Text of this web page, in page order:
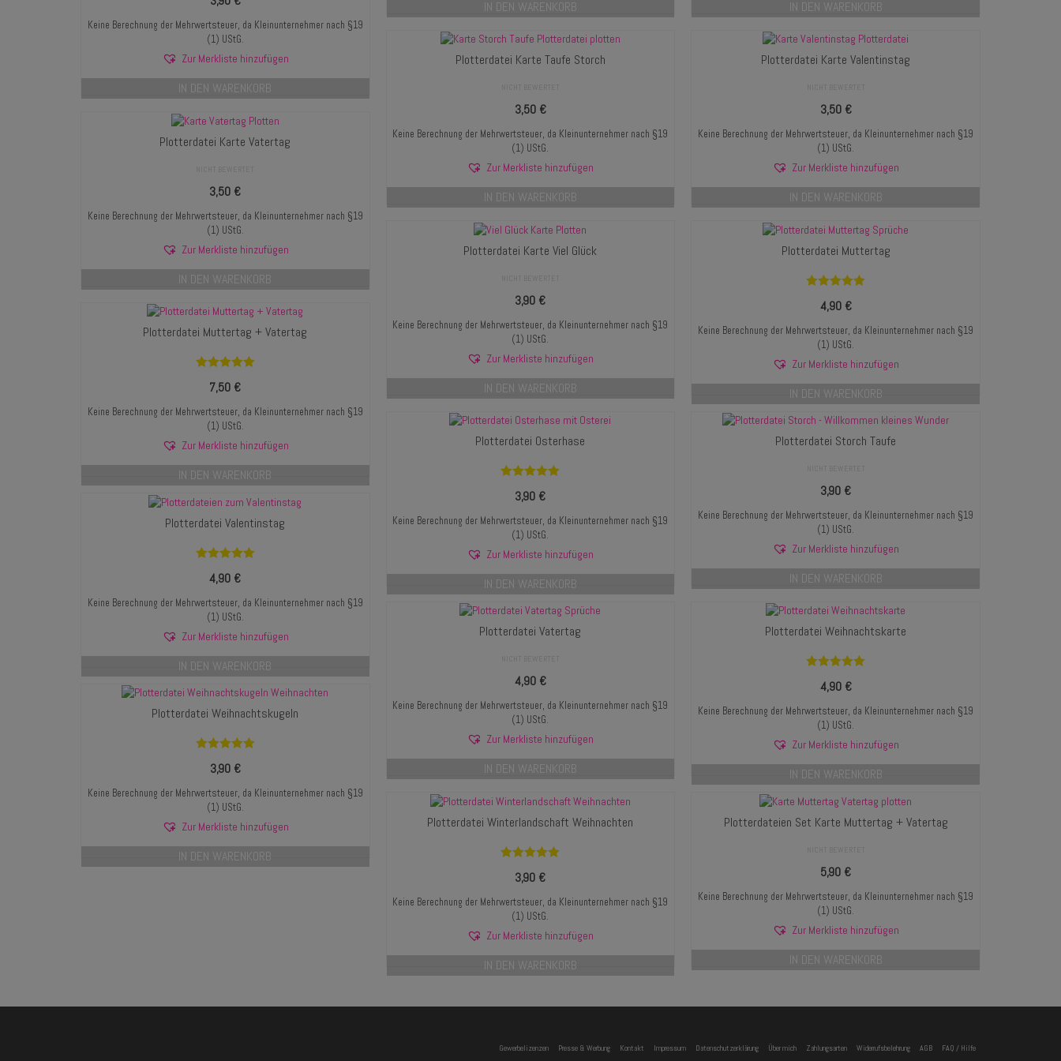
IN DEN WARENKORB IN DEN WARENKORB
Keine Berechnung der Mehrwertsteuer, da Kleinunternehmer nach §19
(1) UStG.
Zur Merkliste hinzufügen
IN DEN WARENKORB
Plotterdatei Karte Taufe Storch
3,50 €
Keine Berechnung der Mehrwertsteuer, da Kleinunternehmer nach §19
(1) UStG.
Zur Merkliste hinzufügen
IN DEN WARENKORB
Plotterdatei Karte Valentinstag
3,50 €
Keine Berechnung der Mehrwertsteuer, da Kleinunternehmer nach §19
(1) UStG.
Zur Merkliste hinzufügen
IN DEN WARENKORB
Plotterdatei Karte Vatertag
3,50 €
Keine Berechnung der Mehrwertsteuer, da Kleinunternehmer nach §19
(1) UStG.
Zur Merkliste hinzufügen
IN DEN WARENKORB
Plotterdatei Karte Viel Glück
3,90 €
Keine Berechnung der Mehrwertsteuer, da Kleinunternehmer nach §19
(1) UStG.
Zur Merkliste hinzufügen
IN DEN WARENKORB
Plotterdatei Muttertag
5.00von 5
4,90 €
Keine Berechnung der Mehrwertsteuer, da Kleinunternehmer nach §19
(1) UStG.
Zur Merkliste hinzufügen
IN DEN WARENKORB
Plotterdatei Muttertag + Vatertag
5.00von 5
7,50 €
Keine Berechnung der Mehrwertsteuer, da Kleinunternehmer nach §19
(1) UStG.
Zur Merkliste hinzufügen
IN DEN WARENKORB
Plotterdatei Osterhase
5.00von 5
3,90 €
Keine Berechnung der Mehrwertsteuer, da Kleinunternehmer nach §19
(1) UStG.
Zur Merkliste hinzufügen
IN DEN WARENKORB
Plotterdatei Storch Taufe
3,90 €
Keine Berechnung der Mehrwertsteuer, da Kleinunternehmer nach §19
(1) UStG.
Zur Merkliste hinzufügen
IN DEN WARENKORB
Plotterdatei Valentinstag
5.00von 5
4,90 €
Keine Berechnung der Mehrwertsteuer, da Kleinunternehmer nach §19
(1) UStG.
Zur Merkliste hinzufügen
IN DEN WARENKORB
Plotterdatei Vatertag
4,90 €
Keine Berechnung der Mehrwertsteuer, da Kleinunternehmer nach §19
(1) UStG.
Zur Merkliste hinzufügen
IN DEN WARENKORB
Plotterdatei Weihnachtskarte
5.00von 5
4,90 €
Keine Berechnung der Mehrwertsteuer, da Kleinunternehmer nach §19
(1) UStG.
Zur Merkliste hinzufügen
IN DEN WARENKORB
Plotterdatei Weihnachtskugeln
5.00von 5
3,90 €
Keine Berechnung der Mehrwertsteuer, da Kleinunternehmer nach §19
(1) UStG.
Zur Merkliste hinzufügen
IN DEN WARENKORB
Plotterdatei Winterlandschaft Weihnachten
5.00von 5
3,90 €
Keine Berechnung der Mehrwertsteuer, da Kleinunternehmer nach §19
(1) UStG.
Zur Merkliste hinzufügen
IN DEN WARENKORB
Plotterdateien Set Karte Muttertag + Vatertag
5,90 €
Keine Berechnung der Mehrwertsteuer, da Kleinunternehmer nach §19
(1) UStG.
Zur Merkliste hinzufügen
IN DEN WARENKORB
Gewerbelizenzen Presse & Werbung Kontakt Impressum Datenschutzerklärung Über mich Zahlungsarten Widerrufsbelehrung AGB FAQ / Hilfe